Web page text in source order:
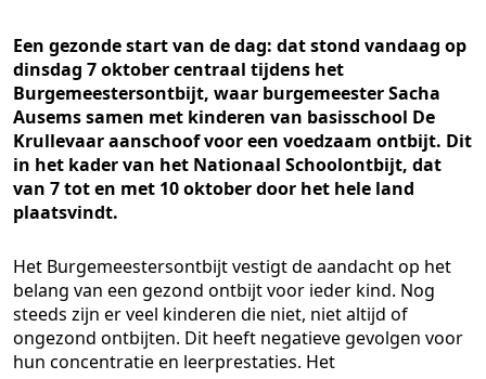
Een gezonde start van de dag: dat stond vandaag op
dinsdag 7 oktober centraal tijdens het
Burgemeestersontbijt, waar burgemeester Sacha
Ausems samen met kinderen van basisschool De
Krullevaar aanschoof voor een voedzaam ontbijt. Dit
in het kader van het Nationaal Schoolontbijt, dat
van 7 tot en met 10 oktober door het hele land
plaatsvindt.
Het Burgemeestersontbijt vestigt de aandacht op het
belang van een gezond ontbijt voor ieder kind. Nog
steeds zijn er veel kinderen die niet, niet altijd of
ongezond ontbijten. Dit heeft negatieve gevolgen voor
hun concentratie en leerprestaties. Het